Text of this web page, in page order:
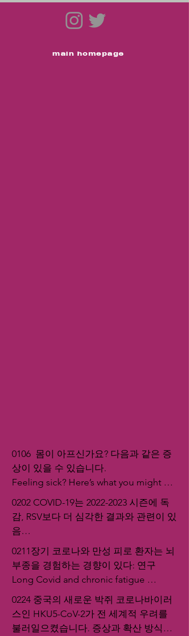
main homepage
0106  몸이 아프신가요? 다음과 같은 증
상이 있을 수 있습니다.
Feeling sick? Here’s what you might
have
0202 COVID-19는 2022-2023 시즌에 독
감, RSV보다 더 심각한 결과와 관련이 있
음
COVID-19 Linked to More Severe
Outcomes Than Flu, RSV in 2022-2023
Season
0211장기 코로나와 만성 피로 환자는 뇌
부종을 경험하는 경향이 있다: 연구
Long Covid and chronic fatigue
patients tend to experience brain
swelling: Study
0224 중국의 새로운 박쥐 코로나바이러
스인 HKU5-CoV-2가 전 세계적 우려를
불러일으켰습니다. 증상과 확산 방식을